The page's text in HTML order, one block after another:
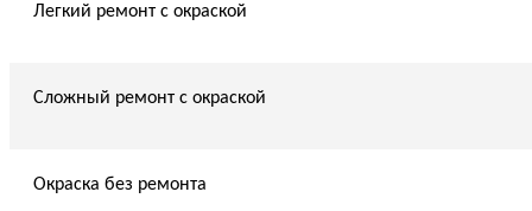
Легкий ремонт с окраской
Сложный ремонт с окраской
Окраска без ремонта